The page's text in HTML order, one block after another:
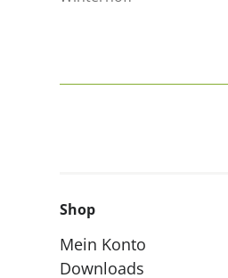
Shop
Mein Konto
Downloads